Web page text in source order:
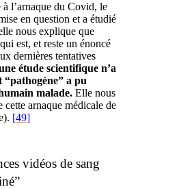
l’arnaque du Covid, le
en question et a étudié
nous explique que
est, et reste un énoncé
dernières tentatives
étude scientifique n’a
a pu
malade. Elle nous
arnaque médicale de
[49]
vidéos de sang